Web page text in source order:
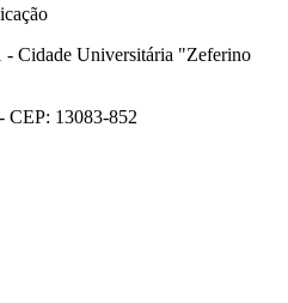
- Cidade Universitária "Zeferino
CEP: 13083-852